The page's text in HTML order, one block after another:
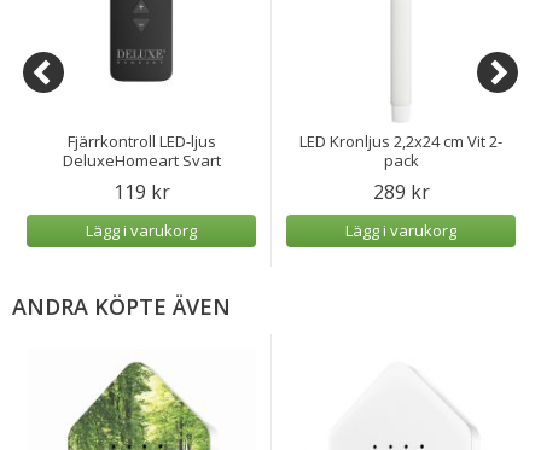
Fjärrkontroll LED-ljus
DeluxeHomeart Svart
119 kr
Lägg i varukorg
LED Kronljus 2,2x24 cm Vit 2-
pack
289 kr
Lägg i varukorg
ANDRA KÖPTE ÄVEN